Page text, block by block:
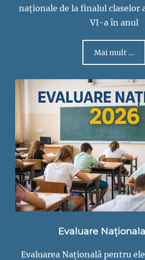
naționale de la finalul claselor
VI-a în anul
Mai mult ...
Evaluare
Evaluarea Națională pentru